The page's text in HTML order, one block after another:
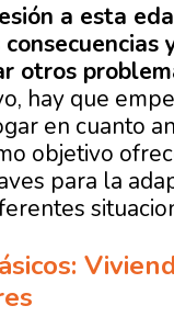
a esta
otros
hay que
en cuanto
objetivo
para la